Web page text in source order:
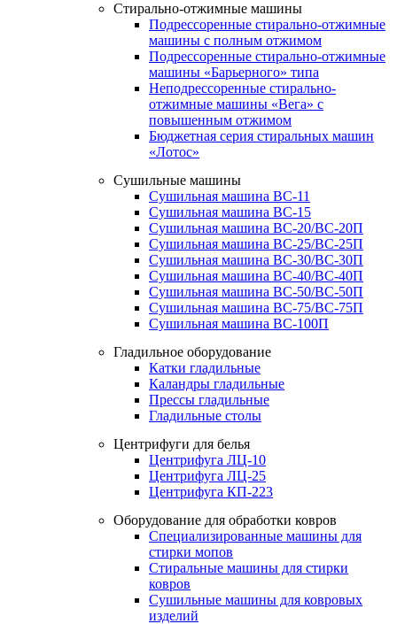
Стирально-отжимные машины
Подрессоренные стирально-отжимные
машины с полным отжимом
Подрессоренные стирально-отжимные
машины «Барьерного» типа
Неподрессоренные стирально-
отжимные машины «Вега» с
повышенным отжимом
Бюджетная серия стиральных машин
«Лотос»
Сушильные машины
Сушильная машина ВС-11
Сушильная машина ВС-15
Сушильная машина ВС-20/ВС-20П
Сушильная машина ВС-25/ВС-25П
Сушильная машина ВС-30/ВС-30П
Сушильная машина ВС-40/ВС-40П
Сушильная машина ВС-50/ВС-50П
Сушильная машина ВС-75/ВС-75П
Сушильная машина ВС-100П
Гладильное оборудование
Катки гладильные
Каландры гладильные
Прессы гладильные
Гладильные столы
Центрифуги для белья
Центрифуга ЛЦ-10
Центрифуга ЛЦ-25
Центрифуга КП-223
Оборудование для обработки ковров
Специализированные машины для
стирки мопов
Стиральные машины для стирки
ковров
Сушильные машины для ковровых
изделий